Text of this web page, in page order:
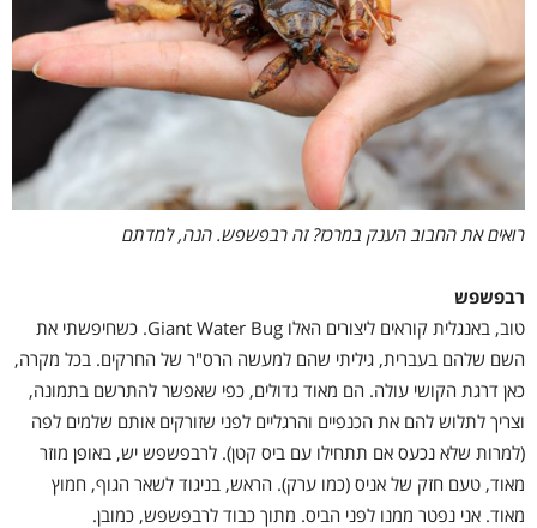
רואים את החבוב הענק במרכז? זה רבפשפש. הנה, למדתם
רבפשפש
טוב, באנגלית קוראים ליצורים האלו Giant Water Bug. כשחיפשתי את
השם שלהם בעברית, גיליתי שהם למעשה הרס"ר של החרקים. בכל מקרה,
כאן דרגת הקושי עולה. הם מאוד גדולים, כפי שאפשר להתרשם בתמונה,
וצריך לתלוש להם את הכנפיים והרגליים לפני שזורקים אותם שלמים לפה
(למרות שלא נכעס אם תתחילו עם ביס קטן). לרבפשפש יש, באופן מוזר
מאוד, טעם חזק של אניס (כמו ערק). הראש, בניגוד לשאר הגוף, חמוץ
מאוד. אני נפטר ממנו לפני הביס. מתוך כבוד לרבפשפש, כמובן.